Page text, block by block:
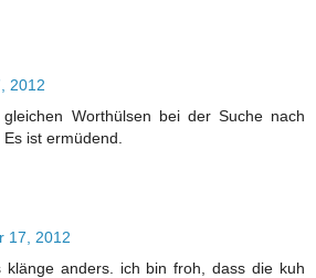
2012
Worthülsen bei der Suche nach
ist ermüdend.
17, 2012
klänge anders. ich bin froh, dass die kuh